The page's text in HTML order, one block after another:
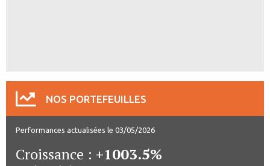
NOS PORTEFEUILLES
Performances actualisées le 03/05/2026
Croissance : +1003.5%